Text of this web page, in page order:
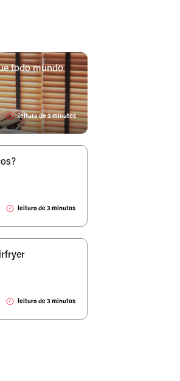
todo mundo
leitura de 3 minutos
leitura de 3 minutos
leitura de 3 minutos